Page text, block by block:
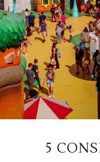
5